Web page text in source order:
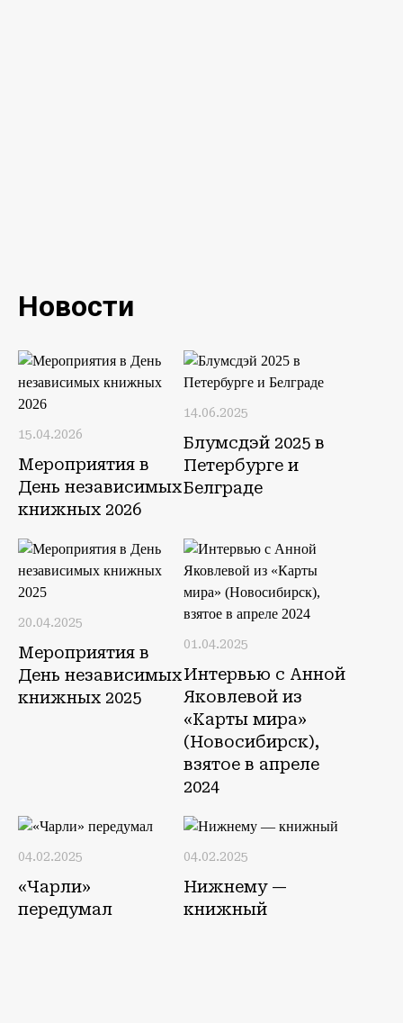
Новости
15.04.2026
Мероприятия в
День независимых
книжных 2026
14.06.2025
Блумсдэй 2025 в
Петербурге и
Белграде
20.04.2025
Мероприятия в
День независимых
книжных 2025
01.04.2025
Интервью с Анной
Яковлевой из
«Карты мира»
(Новосибирск),
взятое в апреле
2024
04.02.2025
«Чарли»
передумал
04.02.2025
Нижнему —
книжный